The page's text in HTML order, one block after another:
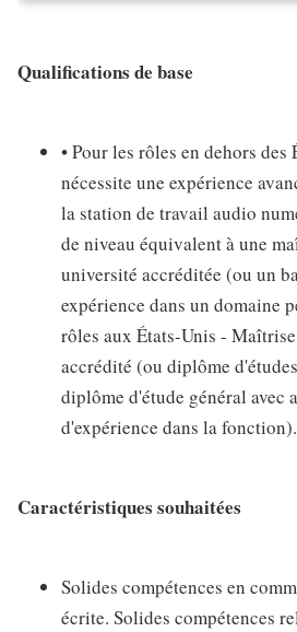
Qualifications de base
• Pour les rôles en dehors
nécessite une expérience
la station de travail audio
de niveau équivalent à une
université accréditée (ou un
expérience dans un domaine
rôles aux États-Unis -
accrédité (ou diplôme
diplôme d'étude général avec
d'expérience dans la fonction).
Caractéristiques souhaitées
Solides compétences en
écrite. Solides compétences